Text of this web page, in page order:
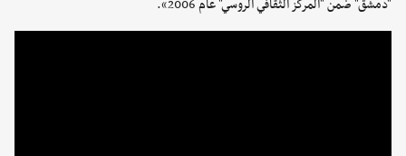
"دمشق" ضمن "المركز الثقافي الروسي" عام 2006».